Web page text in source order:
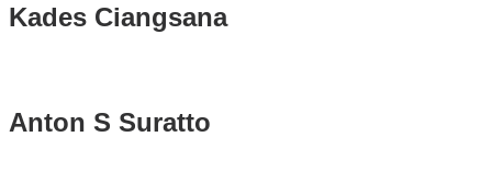
Kades Ciangsana
Anton S Suratto